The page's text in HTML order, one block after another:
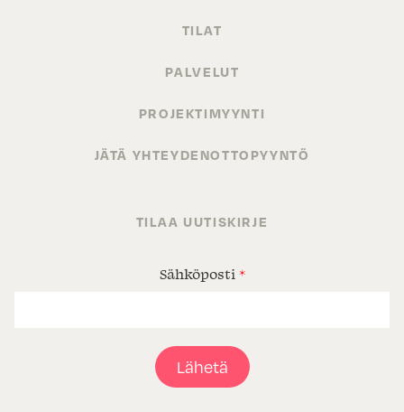
TILAT
PALVELUT
PROJEKTIMYYNTI
JÄTÄ YHTEYDENOTTOPYYNTÖ
TILAA UUTISKIRJE
Sähköposti *
Lähetä